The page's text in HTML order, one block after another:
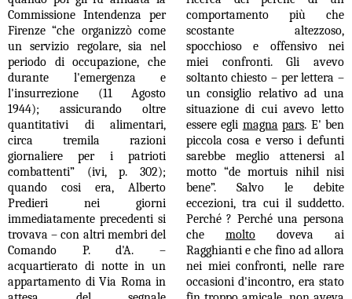
Commissione Intendenza per
Firenze “che organizzò come
un servizio regolare, sia nel
periodo di occupazione, che
durante l'emergenza e
l'insurrezione (11 Agosto
1944); assicurando oltre
quantitativi di alimentari,
circa tremila razioni
giornaliere per i patrioti
combattenti” (ivi, p. 302);
quando cosi era, Alberto
Predieri nei giorni
immediatamente precedentisi
trovava – con altri membri del
Comando P. d'A. –
acquartierato di notte in un
appartamento di Via Roma in
comportamento piùche
scostante altezzoso,
spocchioso e offensivo nei
miei confronti. Gli avevo
soltanto chiesto – per lettera –
un consiglio relativo ad una
situazione di cui avevo letto
essere egli magna pars. E' ben
piccola cosa e versoi defunti
sarebbe meglio attenersi al
motto “de mortuis nihil nisi
bene”. Salvo le debite
eccezioni, tra cui il suddetto.
Perché? Perchéuna persona
che moltodoveva ai
Ragghianti e che fino ad allora
nei miei confronti, nelle rare
occasioni d'incontro, era stato